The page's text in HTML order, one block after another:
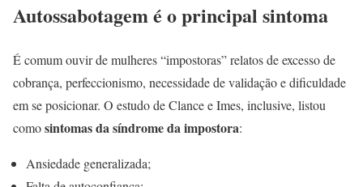
Autossabotagem é o principal sintoma
É comum ouvir de mulheres “impostoras” relatos de excesso de
cobrança, perfeccionismo, necessidade de validação e dificuldade
em se posicionar. O estudo de Clance e Imes, inclusive, listou
comosintomas da síndrome da impostora:
Ansiedade generalizada;